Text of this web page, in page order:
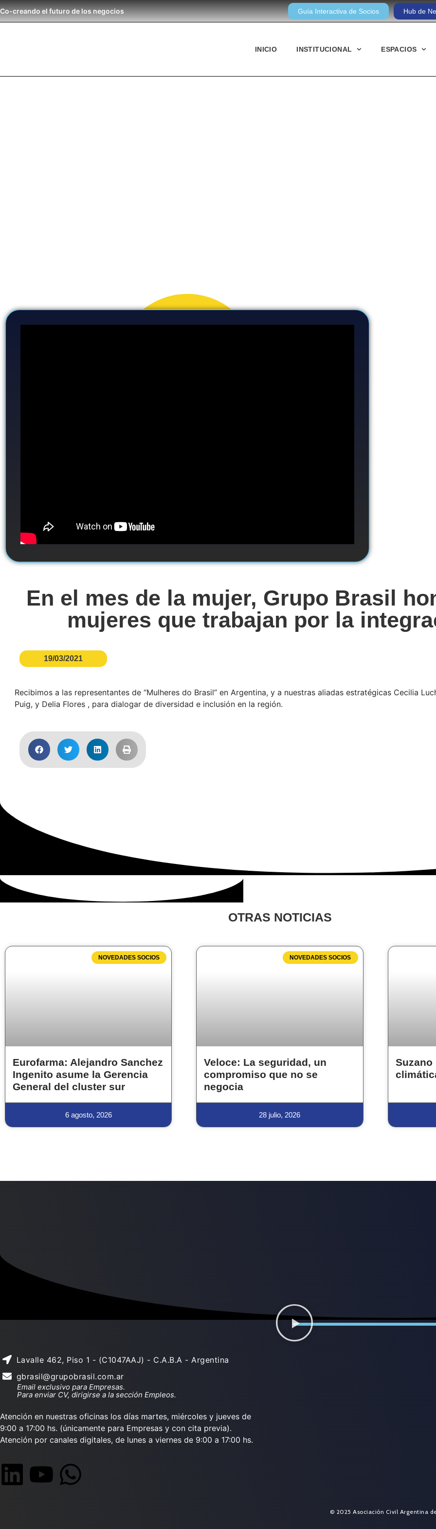
Co-creando el futuro de los negocios Guía Interactiva de Socios Hub de
INICIO INSTITUCIONAL ESPACIOS
En el mes de la mujer, Grupo Brasil
mujeres que trabajan por la
19/03/2021
Recibimos a las representantes de “Mulheres do Brasil” en Argentina, y a nuestras aliadas estratégicas Cecilia
Puig, y Delia Flores , para dialogar de diversidad e inclusión en la región.
OTRAS NOTICIAS
NOVEDADES SOCIOS
Eurofarma: Alejandro Sanchez
Ingenito asume la Gerencia
General del cluster sur
6 agosto, 2026
NOVEDADES SOCIOS
Veloce: La seguridad, un
compromiso que no se
negocia
28 julio, 2026
Suzano
Lavalle 462, Piso 1 - (C1047AAJ) - C.A.B.A - Argentina
gbrasil@grupobrasil.com.ar
Email exclusivo para Empresas.
Para enviar CV, dirigirse a la sección Empleos.
Atención en nuestras oficinas los días martes, miércoles y jueves de
9:00 a 17:00 hs. (únicamente para Empresas y con cita previa).
Atención por canales digitales, de lunes a viernes de 9:00 a 17:00 hs.
© 2025 Asociación Civil Argentina